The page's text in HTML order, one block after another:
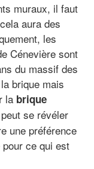
muraux, il faut
aura des
les
Cénevière sont
du massif des
brique mais
la brique
se révéler
une préférence
pour ce qui est